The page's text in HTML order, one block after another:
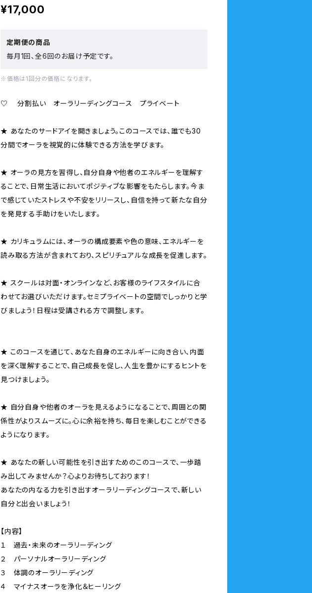
¥17,000
定期便の商品
毎月1回、全6回のお届け予定です。
※価格は1回分の価格になります。
♡ 分割払い オーラリーディングコース プライベート
★ あなたのサードアイを開きましょう。このコースでは、誰でも30
分間でオーラを視覚的に体験できる方法を学びます。
★ オーラの見方を習得し、自分自身や他者のエネルギーを理解す
ることで、日常生活においてポジティブな影響をもたらします。今ま
で感じていたストレスや不安をリリースし、自信を持って新たな自分
を発見する手助けをいたします。
★ カリキュラムには、オーラの構成要素や色の意味、エネルギーを
読み取る方法が含まれており、スピリチュアルな成長を促進します。
★ スクールは対面・オンラインなど、お客様のライフスタイルに合
わせてお選びいただけます。セミプライベートの空間でしっかりと学
びましょう！日程は受講される方で調整します。
★ このコースを通じて、あなた自身のエネルギーに向き合い、内面
を深く理解することで、自己成長を促し、人生を豊かにするヒントを
見つけましょう。
★ 自分自身や他者のオーラを見えるようになることで、周囲との関
係性がよりスムーズに。心に余裕を持ち、毎日を楽しむことができる
ようになります。
★ あなたの新しい可能性を引き出すためのこのコースで、一歩踏
み出してみませんか？心よりお待ちしております！
あなたの内なる力を引き出すオーラリーディングコースで、新しい
自分と出会いましょう！
【内容】
１ 過去・未来のオーラリーディング
２ パーソナルオーラリーディング
３ 体調のオーラリーディング
４ マイナスオーラを浄化＆ヒーリング